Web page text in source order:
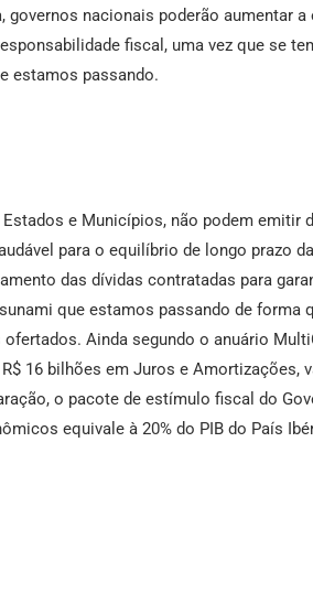
governos nacionais poderão aumentar
fiscal, uma vez que se
estamos passando.
e Municípios, não podem emitir
para o equilíbrio de longo prazo
das dívidas contratadas para
que estamos passando de forma
Ainda segundo o anuário
16 bilhões em Juros e Amortizações,
o pacote de estímulo fiscal do
equivale à 20% do PIB do País